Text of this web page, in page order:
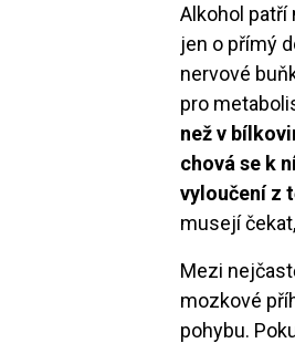
Alkohol
jen o přímý
nervové
pro
než v
chová se k
vyloučení z
musejí
Mezi
mozkové
pohybu.